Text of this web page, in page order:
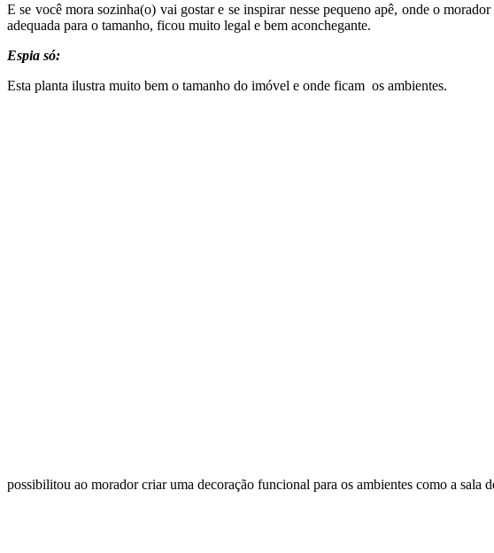
E se você mora sozinha(o) vai gostar e se inspirar nesse pequeno apê, onde o
adequada para o tamanho, ficou muito legal e bem aconchegante.
Espia só:
Esta planta ilustra muito bem o tamanho do imóvel e onde ficam os ambientes.
possibilitou ao morador criar uma decoração funcional para os ambientes como a sala